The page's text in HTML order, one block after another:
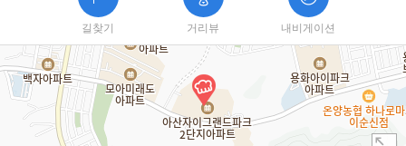
길찾기 거리뷰 내비게이션